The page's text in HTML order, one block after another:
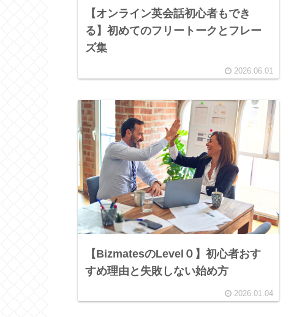
【オンライン英会話初心者もでき
る】初めてのフリートークとフレー
ズ集
2026.06.01
【BizmatesのLevel０】初心者おす
すめ理由と失敗しない始め方
2026.01.04